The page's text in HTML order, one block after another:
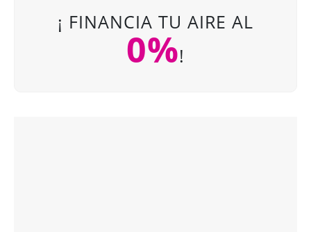
¡ FINANCIA TU AIRE AL
0%!